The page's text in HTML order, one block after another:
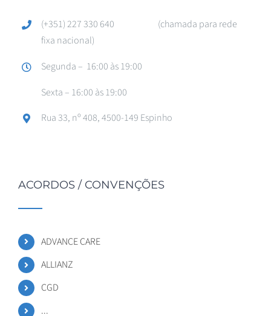
(+351) 227 330 640 (chamada para rede
fixa nacional)
Segunda – 16:00 às 19:00
Sexta – 16:00 às 19:00
Rua 33, nº 408, 4500-149 Espinho
ACORDOS / CONVENÇÕES
ADVANCE CARE
ALLIANZ
CGD
...